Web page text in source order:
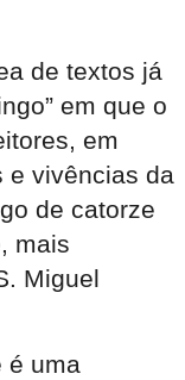
de textos já
em que o
em
e vivências da
de catorze
mais
Miguel
é uma